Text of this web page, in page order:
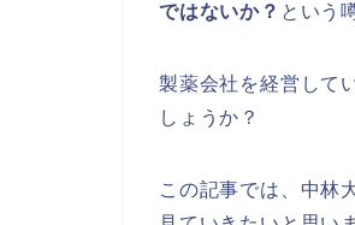
ではないか？ という
製薬会社を経営して
しょうか？
この記事では、中林